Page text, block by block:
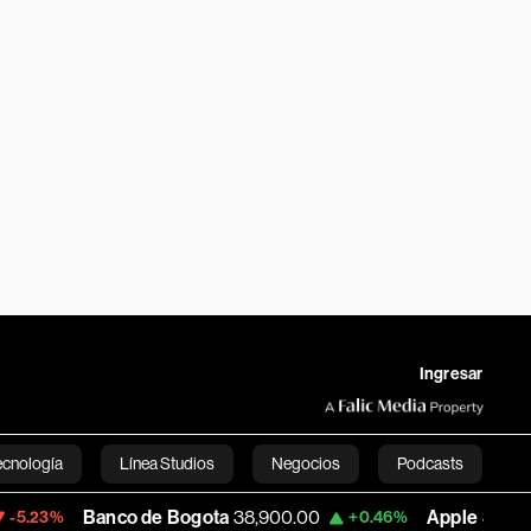
Ingresar
Línea Studios Negocios Podcasts
English
de Bogota 38,900.00 +0.46% Apple 312.53 +0.51%